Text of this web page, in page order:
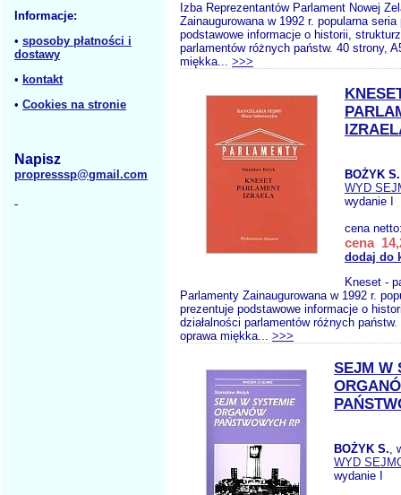
Informacje:
• sposoby płatności i
dostawy
• kontakt
• Cookies na stronie
Napisz
propresssp@gmail.com
Izba Reprezentantów Parlament Nowej
Zainaugurowana w 1992 r. popularna seria
podstawowe informacje o historii,
parlamentów różnych państw. 40 strony,
miękka... >>>
BOŻYK S.
WYD
wydanie I
cena
cena
dodaj do
Kneset -
Parlamenty Zainaugurowana w 1992 r.
prezentuje podstawowe informacje o
działalności parlamentów różnych
oprawa miękka... >>>
SEJM W
BOŻYK S.,
WYD
wydanie I